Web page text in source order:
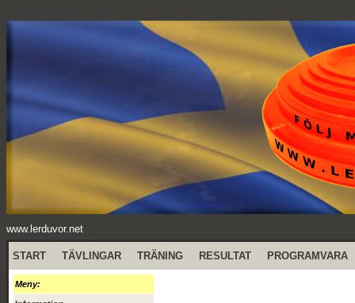
www.lerduvor.net
START TÄVLINGAR TRÄNING RESULTAT PROGRAMVARA
Meny: